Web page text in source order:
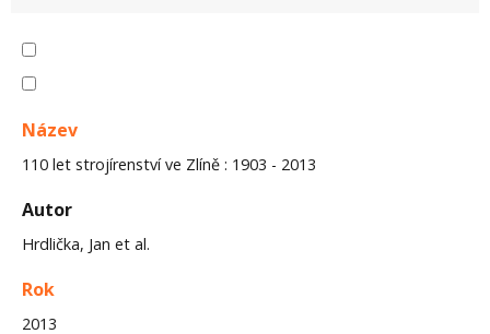
Název
110 let strojírenství ve Zlíně : 1903 - 2013
Autor
Hrdlička, Jan et al.
Rok
2013